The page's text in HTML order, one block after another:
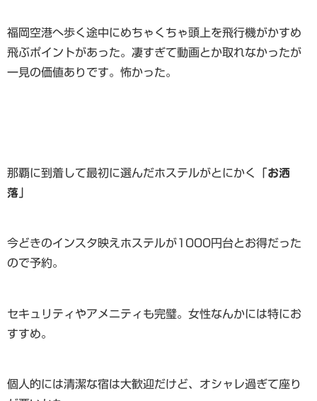
福岡空港へ歩く途中にめちゃくちゃ頭上を飛行機がかすめ
飛ぶポイントがあった。凄すぎて動画とか取れなかったが
一見の価値ありです。怖かった。
那覇に到着して最初に選んだホステルがとにかく
「お洒
落」
今どきのインスタ映えホステルが1000円台とお得だった
ので予約。
セキュリティやアメニティも完璧。女性なんかには特にお
すすめ。
個人的には清潔な宿は大歓迎だけど、オシャレ過ぎて座り